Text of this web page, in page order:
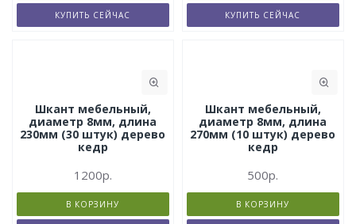
КУПИТЬ СЕЙЧАС КУПИТЬ СЕЙЧАС
Шкант мебельный,
диаметр 8мм, длина
230мм (30 штук) дерево
кедр
1200р.
В КОРЗИНУ
Шкант мебельный,
диаметр 8мм, длина
270мм (10 штук) дерево
кедр
500р.
В КОРЗИНУ